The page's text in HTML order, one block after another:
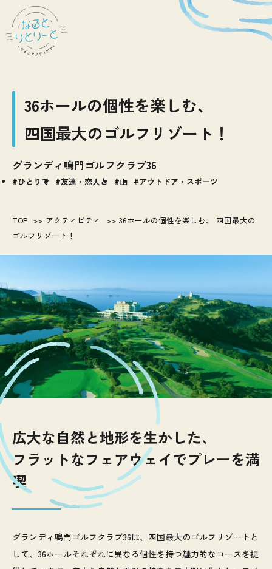
36ホールの個性を楽しむ、
四国最大のゴルフリゾート！
グランディ鳴門ゴルフクラブ36
ひとりで 友達・恋人と 山 アウトドア・スポーツ
TOP アクティビティ
36ホールの個性を楽しむ、 四国最大の
ゴルフリゾート！
広大な自然と地形を生かした、
フラットなフェアウェイでプレーを満
喫
グランディ鳴門ゴルフクラブ36は、四国最大のゴルフリゾートと
して、36ホールそれぞれに異なる個性を持つ魅力的なコースを提